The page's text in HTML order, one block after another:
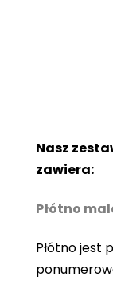
Nasz
zawiera:
Płótno
Płótno jest